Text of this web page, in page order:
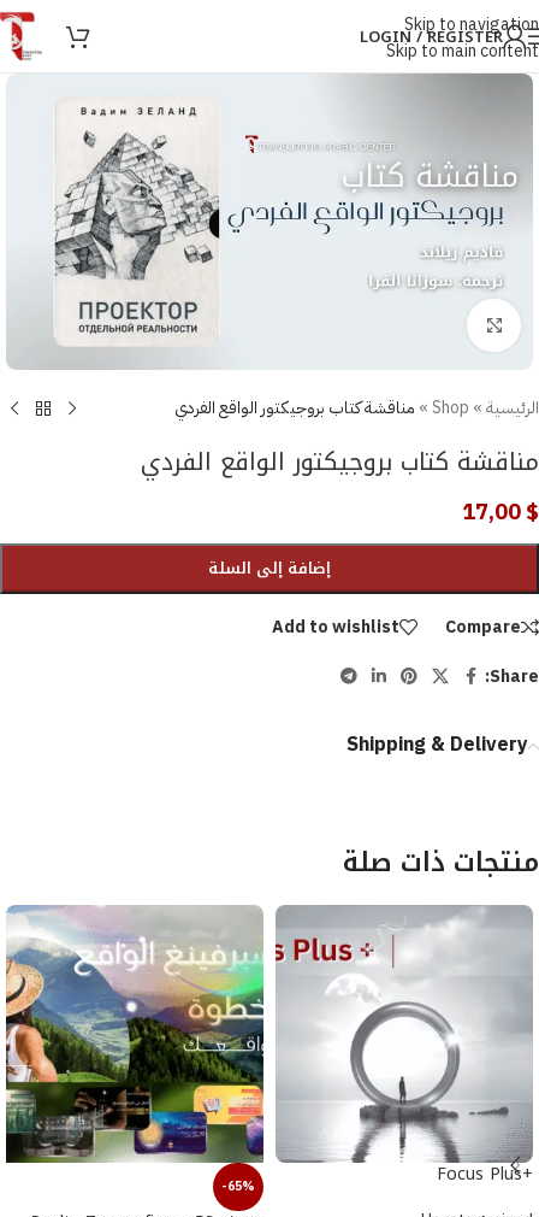
Skip to navigation
Skip to main content
LOGIN / REGISTER
Click to enlarge
الرئيسية»
Shop
» مناقشة كتاب بروجيكتور الواقع الفردي
مناقشة كتاب بروجيكتور الواقع الفردي
17,00$
إضافة إلى السلة
Compare
Add to wishlist
Share:
Shipping & Delivery
منتجات ذات صلة
+Focus Plus
-65%